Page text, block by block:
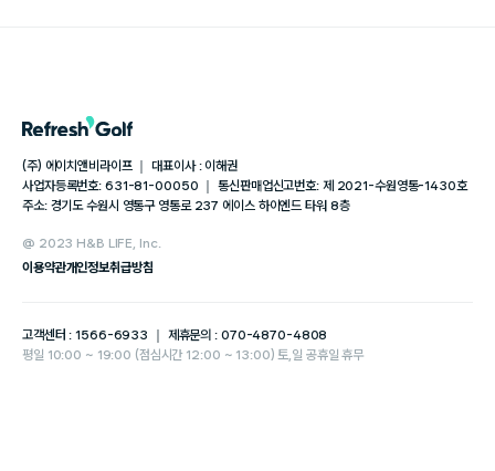
(주) 에이치앤비라이프 ｜ 대표이사 : 이해권
사업자등록번호: 631-81-00050 ｜ 통신판매업신고번호: 제 2021-수원영통-1430호
주소: 경기도 수원시 영통구 영통로 237 에이스 하이엔드 타워 8층
@ 2023 H&B LIFE, Inc.
이용약관개인정보취급방침
고객센터 : 1566-6933 ｜ 제휴문의 : 070-4870-4808
평일 10:00 ~ 19:00 (점심시간 12:00 ~ 13:00) 토,일 공휴일 휴무